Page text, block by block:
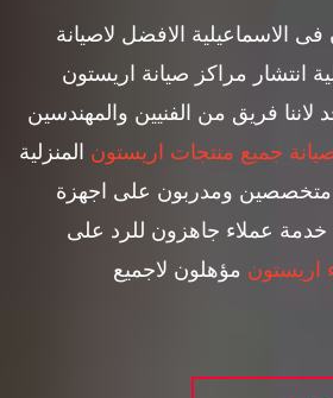
الاسماعيلية الافضل لاصيانة
انتشار مراكز صيانة اريستون
لاننا فريق من الفنيين والمهندسين
جميع منتجات اريستون المنزلية
ومدربون على اجهزة
خدمة عملاء جاهزون للرد على
اريستون مؤهلون لاجميع